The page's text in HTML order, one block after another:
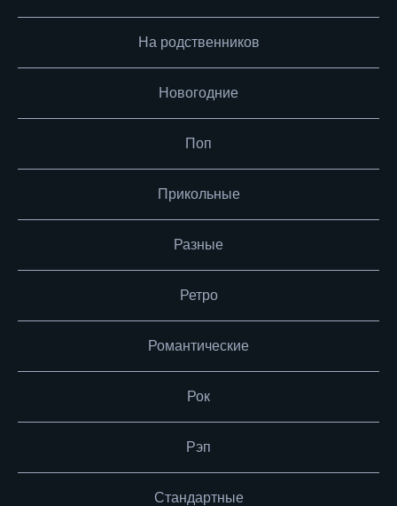
На родственников
Новогодние
Поп
Прикольные
Разные
Ретро
Романтические
Рок
Рэп
Стандартные